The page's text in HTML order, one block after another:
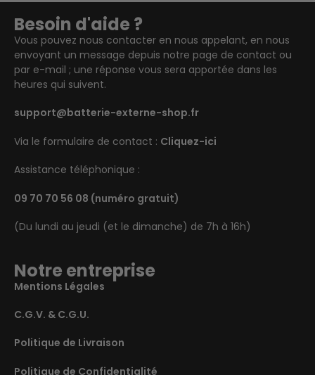
Besoin d'aide ?
Vous pouvez nous contacter en nous appelant, en nous
envoyant un message depuis notre page de contact ou
par e-mail ; une réponse vous sera apportée dans les
heures qui suivent.
support@batterie-externe-shop.fr
Via le formulaire de contact : Cliquez-ici
Assistance téléphonique :
09 70 70 56 08 (numéro gratuit)
(Du lundi au jeudi (et le dimanche) de 7h à 16h)
Notre entreprise
Mentions Légales
C.G.V. & C.G.U.
Politique de Livraison
Politique de Confidentialité